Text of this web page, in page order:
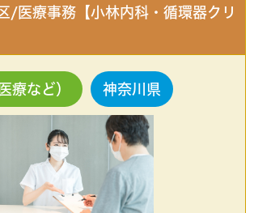
/医療事務【小林内科・循環器クリ
療など） 神奈川県